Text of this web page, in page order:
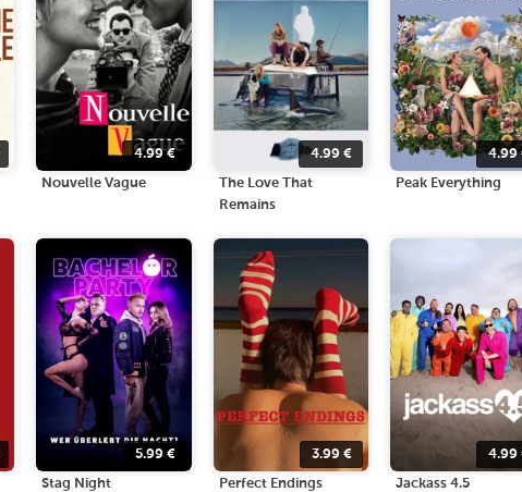
4.99€
Nouvelle Vague
4.99 €
The Love That
Remains
4.99
Peak Everything
5.99€
Stag Night
3.99 €
Perfect Endings
4.99
Jackass 4.5